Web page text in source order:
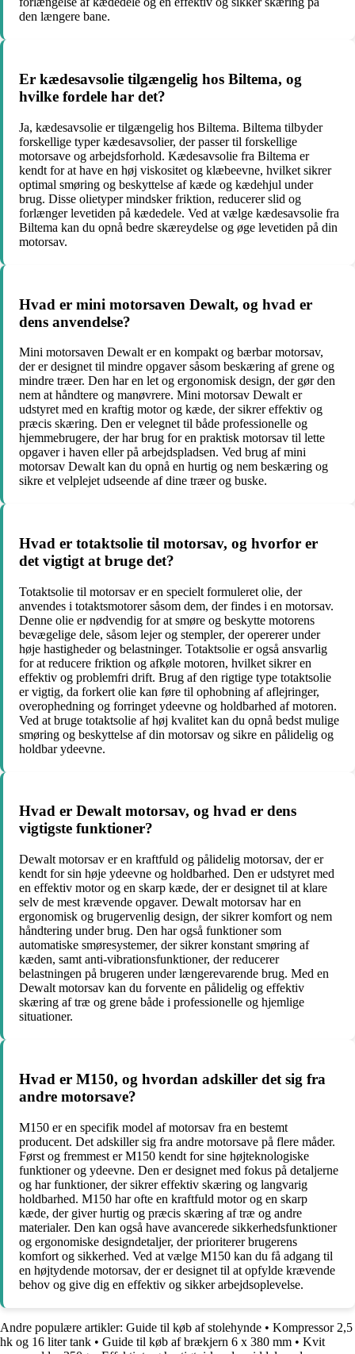
den længere bane.
Er kædesavsolie tilgængelig hos Biltema, og
hvilke fordele har det?
Ja, kædesavsolie er tilgængelig hos Biltema. Biltema tilbyder
forskellige typer kædesavsolier, der passer til forskellige
motorsave og arbejdsforhold. Kædesavsolie fra Biltema er
kendt for at have en høj viskositet og klæbeevne, hvilket sikrer
optimal smøring og beskyttelse af kæde og kædehjul under
brug. Disse olietyper mindsker friktion, reducerer slid og
forlænger levetiden på kædedele. Ved at vælge kædesavsolie fra
Biltema kan du opnå bedre skæreydelse og øge levetiden på din
motorsav.
Hvad er mini motorsaven Dewalt, og hvad er
dens anvendelse?
Mini motorsaven Dewalt er en kompakt og bærbar motorsav,
der er designet til mindre opgaver såsom beskæring af grene og
mindre træer. Den har en let og ergonomisk design, der gør den
nem at håndtere og manøvrere. Mini motorsav Dewalt er
udstyret med en kraftig motor og kæde, der sikrer effektiv og
præcis skæring. Den er velegnet til både professionelle og
hjemmebrugere, der har brug for en praktisk motorsav til lette
opgaver i haven eller på arbejdspladsen. Ved brug af mini
motorsav Dewalt kan du opnå en hurtig og nem beskæring og
sikre et velplejet udseende af dine træer og buske.
Hvad er totaktsolie til motorsav, og hvorfor er
det vigtigt at bruge det?
Totaktsolie til motorsav er en specielt formuleret olie, der
anvendes i totaktsmotorer såsom dem, der findes i en motorsav.
Denne olie er nødvendig for at smøre og beskytte motorens
bevægelige dele, såsom lejer og stempler, der opererer under
høje hastigheder og belastninger. Totaktsolie er også ansvarlig
for at reducere friktion og afkøle motoren, hvilket sikrer en
effektiv og problemfri drift. Brug af den rigtige type totaktsolie
er vigtig, da forkert olie kan føre til ophobning af aflejringer,
overophedning og forringet ydeevne og holdbarhed af motoren.
Ved at bruge totaktsolie af høj kvalitet kan du opnå bedst mulige
smøring og beskyttelse af din motorsav og sikre en pålidelig og
holdbar ydeevne.
Hvad er Dewalt motorsav, og hvad er dens
vigtigste funktioner?
Dewalt motorsav er en kraftfuld og pålidelig motorsav, der er
kendt for sin høje ydeevne og holdbarhed. Den er udstyret med
en effektiv motor og en skarp kæde, der er designet til at klare
selv de mest krævende opgaver. Dewalt motorsav har en
ergonomisk og brugervenlig design, der sikrer komfort og nem
håndtering under brug. Den har også funktioner som
automatiske smøresystemer, der sikrer konstant smøring af
kæden, samt anti-vibrationsfunktioner, der reducerer
belastningen på brugeren under længerevarende brug. Med en
Dewalt motorsav kan du forvente en pålidelig og effektiv
skæring af træ og grene både i professionelle og hjemlige
situationer.
Hvad er M150, og hvordan adskiller det sig fra
andre motorsave?
M150 er en specifik model af motorsav fra en bestemt
producent. Det adskiller sig fra andre motorsave på flere måder.
Først og fremmest er M150 kendt for sine højteknologiske
funktioner og ydeevne. Den er designet med fokus på detaljerne
og har funktioner, der sikrer effektiv skæring og langvarig
holdbarhed. M150 har ofte en kraftfuld motor og en skarp
kæde, der giver hurtig og præcis skæring af træ og andre
materialer. Den kan også have avancerede sikkerhedsfunktioner
og ergonomiske designdetaljer, der prioriterer brugerens
komfort og sikkerhed. Ved at vælge M150 kan du få adgang til
en højtydende motorsav, der er designet til at opfylde krævende
behov og give dig en effektiv og sikker arbejdsoplevelse.
Andre populære artikler: Guide til køb af stolehynde • Kompressor 2,5
hk og 16 liter tank • Guide til køb af brækjern 6 x 380 mm • Kvit